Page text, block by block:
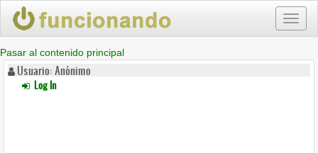
Pasar al contenido principal
Usuario: Anónimo
Log In